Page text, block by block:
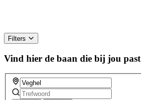
Filters
Vind hier de baan die bij jou past